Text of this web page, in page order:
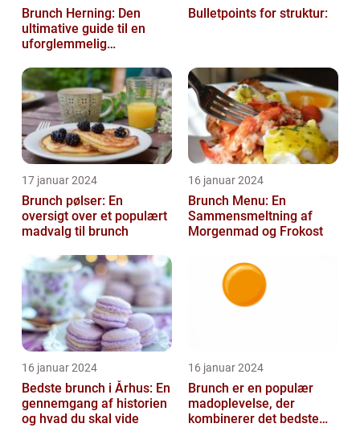
Brunch Herning: Den
ultimative guide til en
uforglemmelig
Bulletpoints for struktur:
17 januar 2024
Brunch pølser: En
oversigt over et populært
madvalg til brunch
16 januar 2024
Brunch Menu: En
Sammensmeltning af
Morgenmad og Frokost
16 januar 2024
Bedste brunch i Århus: En
gennemgang af historien
og hvad du skal vide
16 januar 2024
Brunch er en populær
madoplevelse, der
kombinerer det bedste